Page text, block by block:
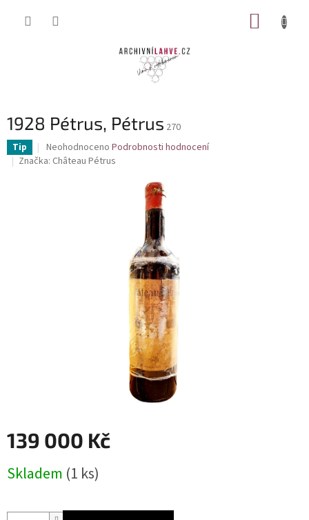
1928 Pétrus, Pétrus 270
Tip
Průměrné
hodnocení
Neohodnoceno Podrobnosti hodnocení
Značka: Château Pétrus
139 000 Kč
cena:
Skladem (1 ks)